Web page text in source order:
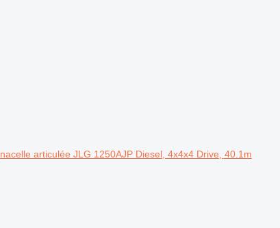
nacelle articulée JLG 1250AJP Diesel, 4x4x4 Drive, 40.1m